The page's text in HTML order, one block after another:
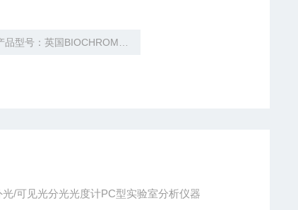
型号：英国BIOCHROM拜尔控 Libra S21/S22
/可见光分光光度计PC型实验室分析仪器